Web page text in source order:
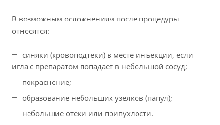
В возможным осложнениям после процедуры
относятся:
синяки (кровоподтеки) в месте инъекции, если
игла с препаратом попадает в небольшой сосуд;
покраснение;
образование небольших узелков (папул);
небольшие отеки или припухлости.